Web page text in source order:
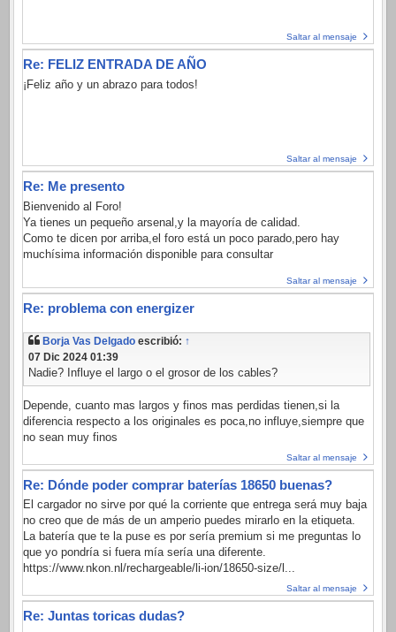
Saltar al mensaje
Re: FELIZ ENTRADA DE AÑO
¡Feliz año y un abrazo para todos!
Saltar al mensaje
Re: Me presento
Bienvenido al Foro!
Ya tienes un pequeño arsenal,y la mayoría de calidad.
Como te dicen por arriba,el foro está un poco parado,pero hay
muchísima información disponible para consultar
Saltar al mensaje
Re: problema con energizer
Borja Vas Delgado escribió: ↑
07 Dic 2024 01:39
Nadie? Influye el largo o el grosor de los cables?
Depende, cuanto mas largos y finos mas perdidas tienen,si la
diferencia respecto a los originales es poca,no influye,siempre que
no sean muy finos
Saltar al mensaje
Re: Dónde poder comprar baterías 18650 buenas?
El cargador no sirve por qué la corriente que entrega será muy baja
no creo que de más de un amperio puedes mirarlo en la etiqueta.
La batería que te la puse es por sería premium si me preguntas lo
que yo pondría si fuera mía sería una diferente.
https://www.nkon.nl/rechargeable/li-ion/18650-size/l...
Saltar al mensaje
Re: Juntas toricas dudas?